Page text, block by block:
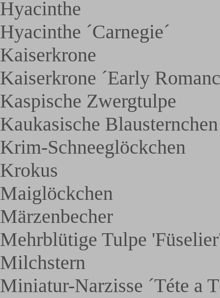
Hyacinthe
Hyacinthe ´Carnegie´
Kaiserkrone
Kaiserkrone ´Early
Kaspische Zwergtulpe
Kaukasische Blausternchen
Krim-Schneeglöckchen
Krokus
Maiglöckchen
Märzenbecher
Mehrblütige Tulpe
Milchstern
Miniatur-Narzisse ´Téte a